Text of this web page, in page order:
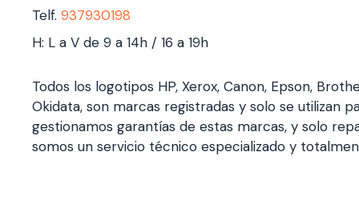
Telf. 937930198
H: L a V de 9 a 14h / 16 a 19h
Todos los logotipos HP, Xerox, Canon, Epson,
Okidata, son marcas registradas y solo se utilizan
gestionamos garantías de estas marcas, y solo
somos un servicio técnico especializado y